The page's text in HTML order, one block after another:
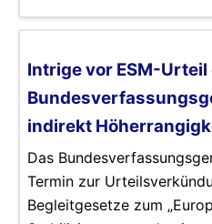
Intrige vor ESM-
indirekt
Das
Termin zur
Begleitgesetze zum